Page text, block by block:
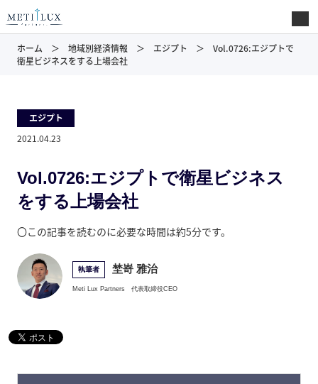
ホーム 地域別経済情報 エジプト
Vol.0726:エジプトで
衛星ビジネスをする上場会社
エジプト
2021.04.23
Vol.0726:エジプトで衛星ビジネス
をする上場会社
〇この記事を読むのに必要な時間は約5分です。
執筆者 埜嵜 雅治
Meti Lux Partners 代表取締役CEO